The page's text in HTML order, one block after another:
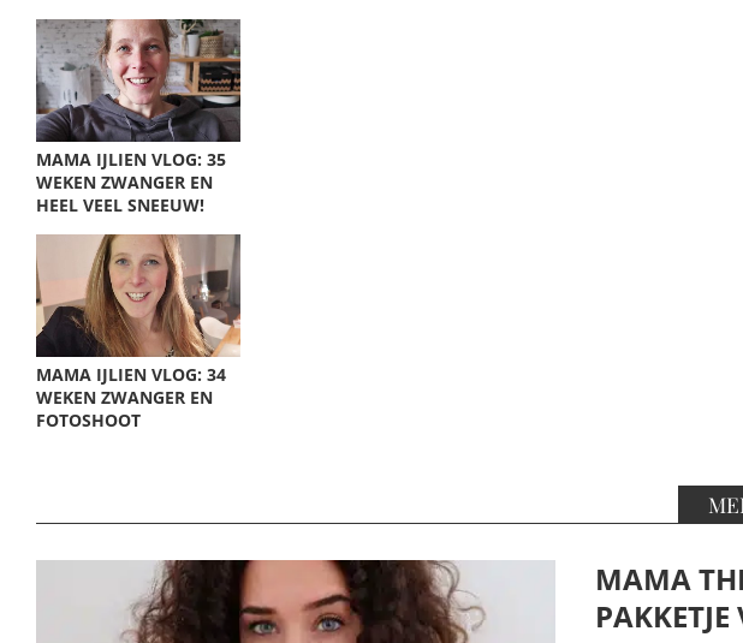
MAMA IJLIEN VLOG: 35
WEKEN ZWANGER EN
HEEL VEEL SNEEUW!
MAMA IJLIEN VLOG: 34
WEKEN ZWANGER EN
FOTOSHOOT
MAMA